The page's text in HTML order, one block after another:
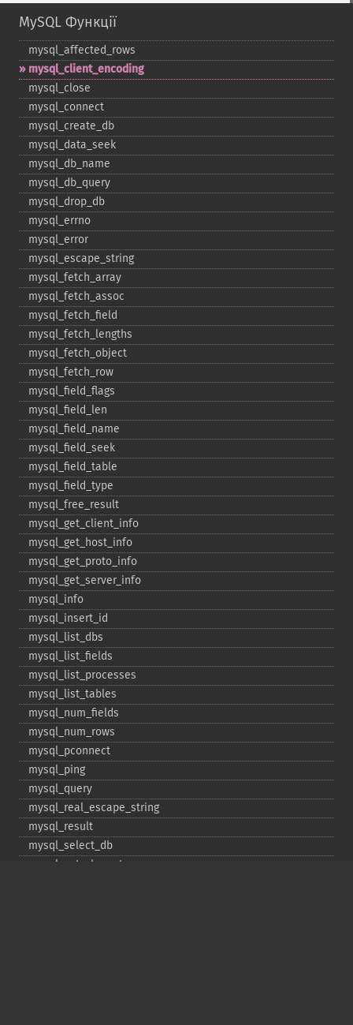
MySQL Функції
mysql_​affected_​rows
mysql_​client_​encoding
mysql_​close
mysql_​connect
mysql_​create_​db
mysql_​data_​seek
mysql_​db_​name
mysql_​db_​query
mysql_​drop_​db
mysql_​errno
mysql_​error
mysql_​escape_​string
mysql_​fetch_​array
mysql_​fetch_​assoc
mysql_​fetch_​field
mysql_​fetch_​lengths
mysql_​fetch_​object
mysql_​fetch_​row
mysql_​field_​flags
mysql_​field_​len
mysql_​field_​name
mysql_​field_​seek
mysql_​field_​table
mysql_​field_​type
mysql_​free_​result
mysql_​get_​client_​info
mysql_​get_​host_​info
mysql_​get_​proto_​info
mysql_​get_​server_​info
mysql_​info
mysql_​insert_​id
mysql_​list_​dbs
mysql_​list_​fields
mysql_​list_​processes
mysql_​list_​tables
mysql_​num_​fields
mysql_​num_​rows
mysql_​pconnect
mysql_​ping
mysql_​query
mysql_​real_​escape_​string
mysql_​result
mysql_​select_​db
mysql_​set_​charset